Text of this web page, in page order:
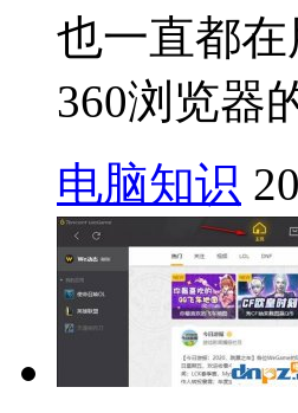
也一直都
360浏览器
电脑知识